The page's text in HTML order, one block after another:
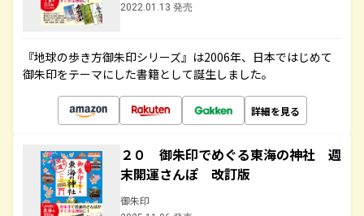
2022.01.13 発売
『地球の歩き方御朱印シリーズ』は2006年、日本ではじめて
御朱印をテーマにした書籍として誕生しました。
詳細を見る
２０ 御朱印でめぐる東海の神社 週
末開運さんぽ 改訂版
御朱印